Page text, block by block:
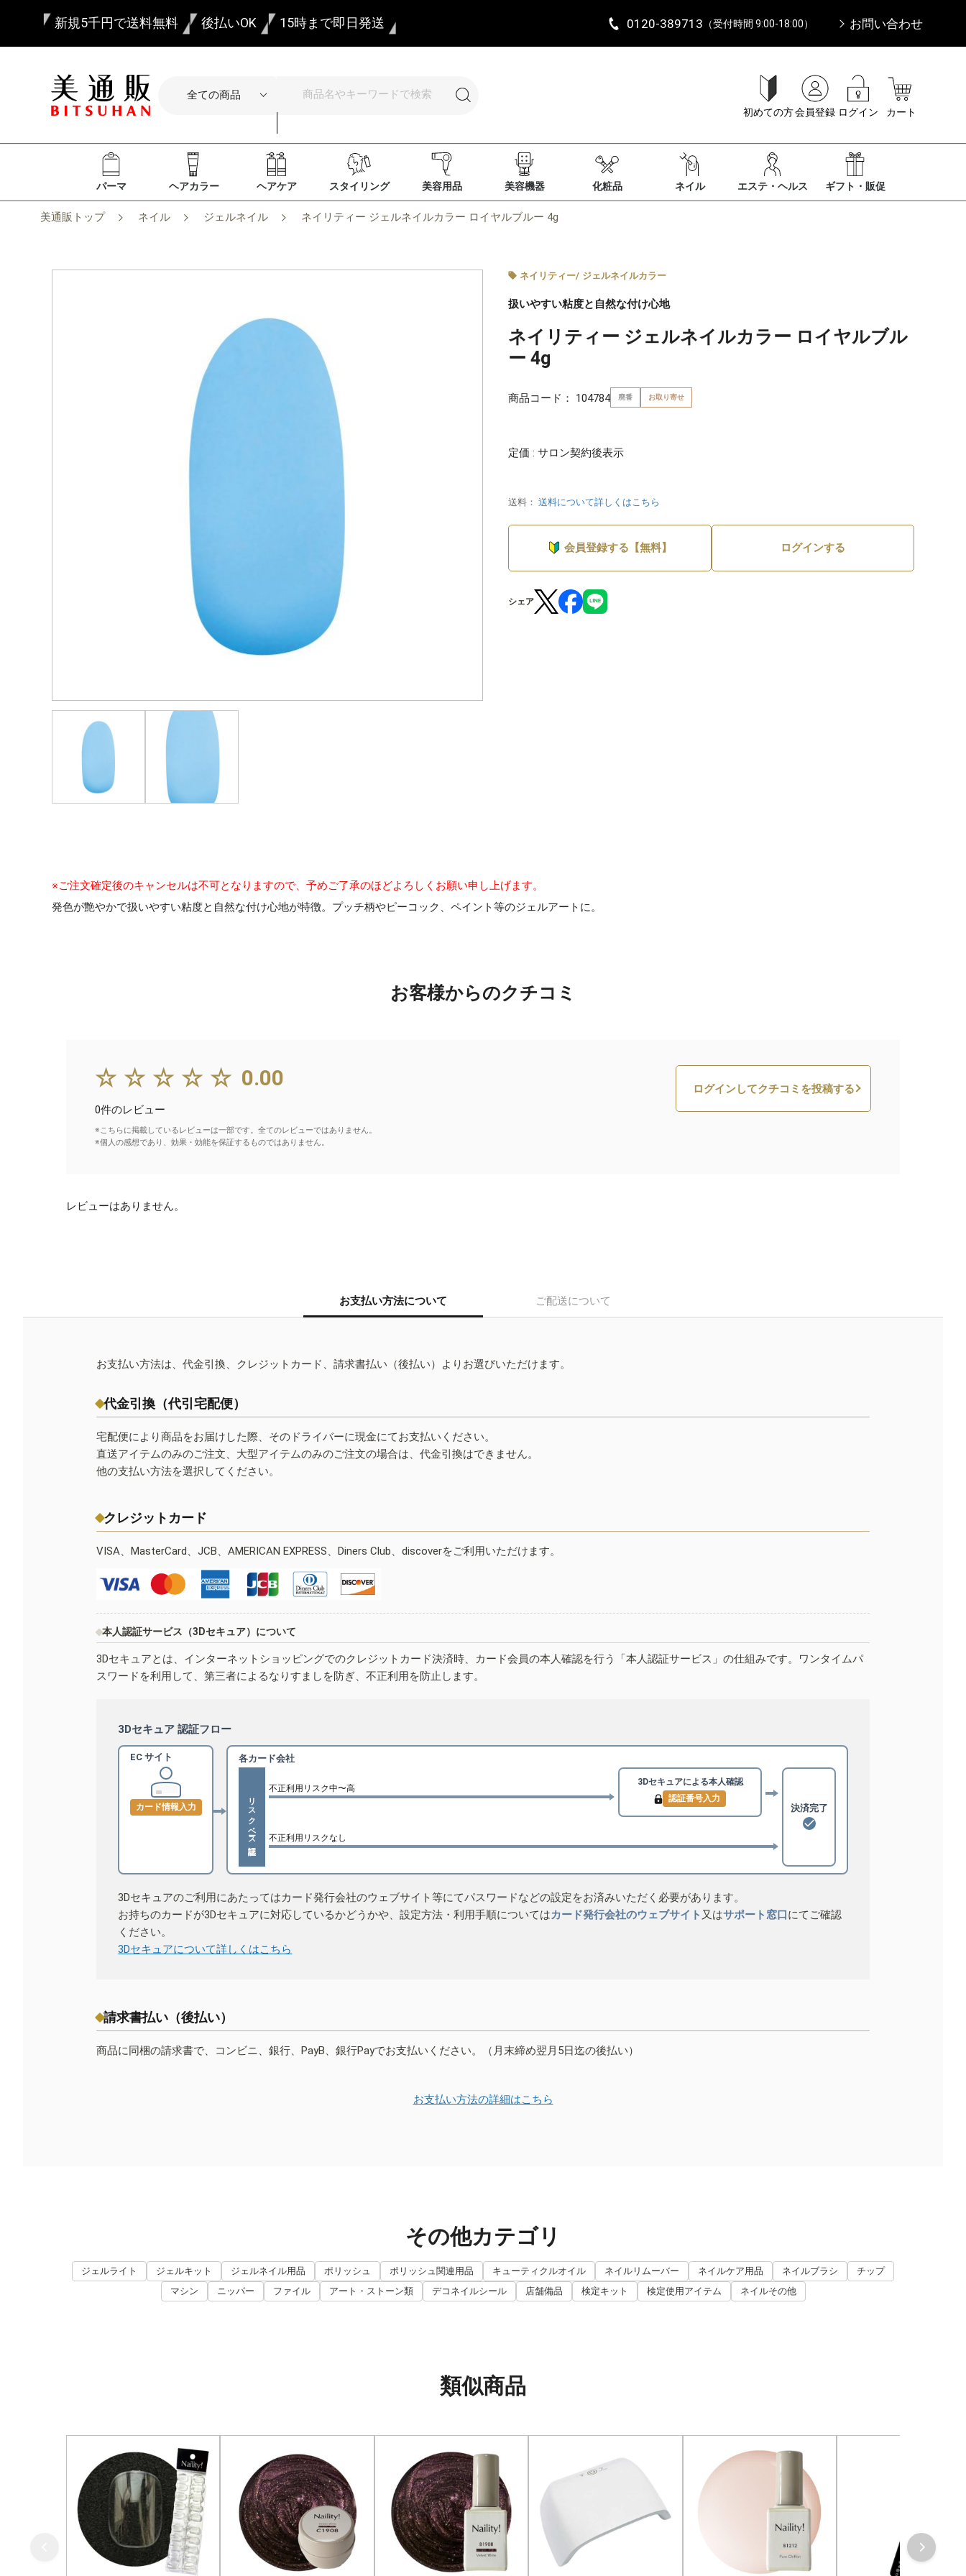
新規5千円で送料無料 後払いOK 15時まで即日発送 0120-389713 （受付時間 9:00-18:00） お問い合わせ
初めての方会員登録 ログイン カート
パーマ ヘアカラー ヘアケア スタイリング 美容用品 美容機器 化粧品 ネイル エステ・ヘルス ギフト・販促
美通販トップ ネイル ジェルネイル ネイリティー ジェルネイルカラー ロイヤルブルー 4g
ネイリティー/ ジェルネイルカラー
扱いやすい粘度と自然な付け心地
ネイリティー ジェルネイルカラー ロイヤルブル
ー 4g
商品コード： 104784 廃番 お取り寄せ
定価 : サロン契約後表示
送料： 送料について詳しくはこちら
会員登録する【無料】 ログインする
シェア
※ご注文確定後のキャンセルは不可となりますので、予めご了承のほどよろしくお願い申し上げます。
発色が艶やかで扱いやすい粘度と自然な付け心地が特徴。プッチ柄やピーコック、ペイント等のジェルアートに。
お客様からのクチコミ
☆☆☆☆☆ 0.00
0件のレビュー
※こちらに掲載しているレビューは一部です。全てのレビューではありません。
※個人の感想であり、効果・効能を保証するものではありません。
ログインしてクチコミを投稿する
レビューはありません。
お支払い方法について ご配送について
お支払い方法は、代金引換、クレジットカード、請求書払い（後払い）よりお選びいただけます。
代金引換（代引宅配便）
宅配便により商品をお届けした際、そのドライバーに現金にてお支払いください。
直送アイテムのみのご注文、大型アイテムのみのご注文の場合は、代金引換はできません。
他の支払い方法を選択してください。
クレジットカード
VISA、MasterCard、JCB、AMERICAN EXPRESS、Diners Club、discoverをご利用いただけます。
本人認証サービス（3Dセキュア）について
3Dセキュアとは、インターネットショッピングでのクレジットカード決済時、カード会員の本人確認を行う「本人認証サービス」の仕組みです。ワンタイムパ
スワードを利用して、第三者によるなりすましを防ぎ、不正利用を防止します。
3Dセキュア 認証フロー
EC サイト
カード情報入力
各カード会社
リスクベース認証
不正利用リスク中〜高
3Dセキュアによる本人確認
認証番号入力
不正利用リスクなし
決済完了
3Dセキュアのご利用にあたってはカード発行会社のウェブサイト等にてパスワードなどの設定をお済みいただく必要があります。
お持ちのカードが3Dセキュアに対応しているかどうかや、設定方法・利用手順についてはカード発行会社のウェブサイト 又はサポート窓口にてご確認
ください。
3Dセキュアについて詳しくはこちら
請求書払い（後払い）
商品に同梱の請求書で、コンビニ、銀行、PayB、銀行Payでお支払いください。（月末締め翌月5日迄の後払い）
お支払い方法の詳細はこちら
その他カテゴリ
ジェルライト ジェルキット ジェルネイル用品 ポリッシュ ポリッシュ関連用品 キューティクルオイル ネイルリムーバー ネイルケア用品 ネイルブラシ
チップ
マシン
ニッパー ファイル アート・ストーン類 デコネイルシール 店舗備品 検定キット 検定使用アイテム ネイルその他
類似商品